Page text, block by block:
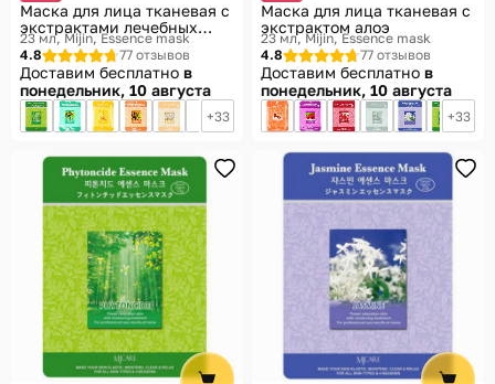
Маска для лица тканевая с
экстрактами лечебных
трав
23 мл Mijin, Essence mask
4.8
77 отзывов
Доставим бесплатно в
понедельник, 10 августа
33
Маска для лица тканевая с
экстрактом алоэ
23 мл Mijin, Essence mask
4.8
77 отзывов
Доставим бесплатно в
понедельник, 10 августа
33